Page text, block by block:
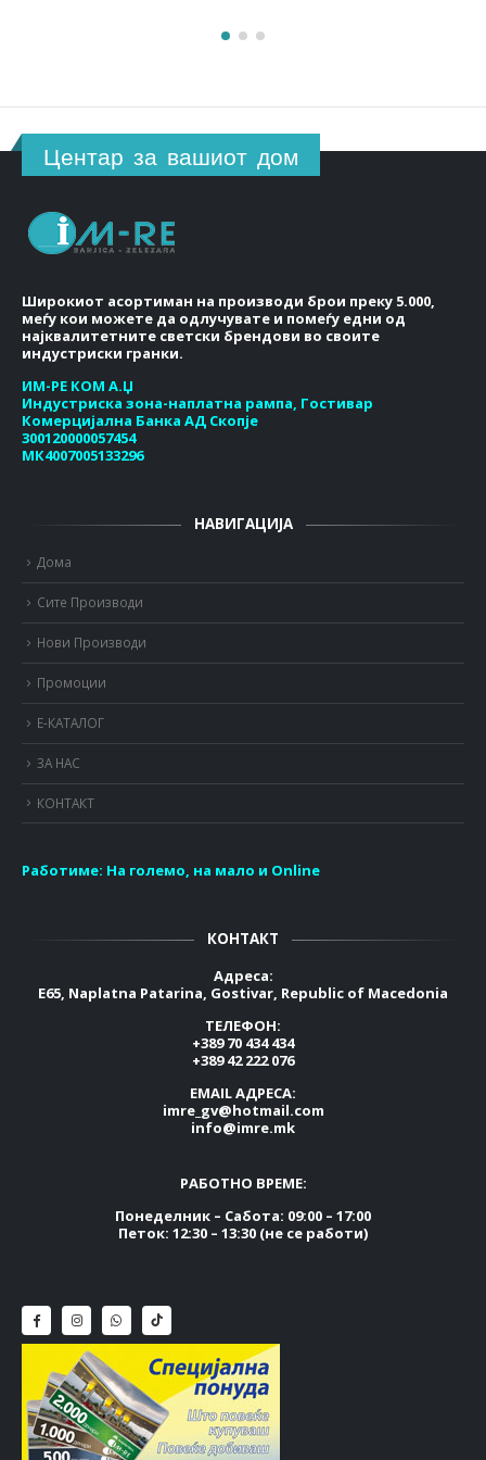
Центар за вашиот дом
Широкиот асортиман на производи брои преку 5.000,
меѓу кои можете да одлучувате и помеѓу едни од
најквалитетните светски брендови во своите
индустриски гранки.
ИМ-РЕ КОМ А.Џ
Индустриска зона-наплатна рампа, Гостивар
Комерцијална Банка АД Скопје
300120000057454
МК4007005133296
НАВИГАЦИЈА
Дома
Сите Производи
Нови Производи
Промоции
Е-КАТАЛОГ
ЗА НАС
КОНТАКТ
Работиме: На големо, на мало и Online
КОНТАКТ
Адреса:
E65, Naplatna Patarina, Gostivar, Republic of Macedonia
ТЕЛЕФОН:
+389 70 434 434
+389 42 222 076
EMAIL АДРЕСА:
imre_gv@hotmail.com
info@imre.mk
РАБОТНО ВРЕМЕ:
Понеделник – Сабота: 09:00 – 17:00
Петок: 12:30 – 13:30 (не се работи)